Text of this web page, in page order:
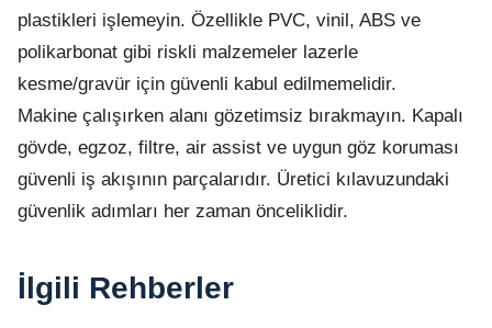
plastikleri işlemeyin. Özellikle PVC, vinil, ABS ve
polikarbonat gibi riskli malzemeler lazerle
kesme/gravür için güvenli kabul edilmemelidir.
Makine çalışırken alanı gözetimsiz bırakmayın. Kapalı
gövde, egzoz, filtre, air assist ve uygun göz koruması
güvenli iş akışının parçalarıdır. Üretici kılavuzundaki
güvenlik adımları her zaman önceliklidir.
İlgili Rehberler